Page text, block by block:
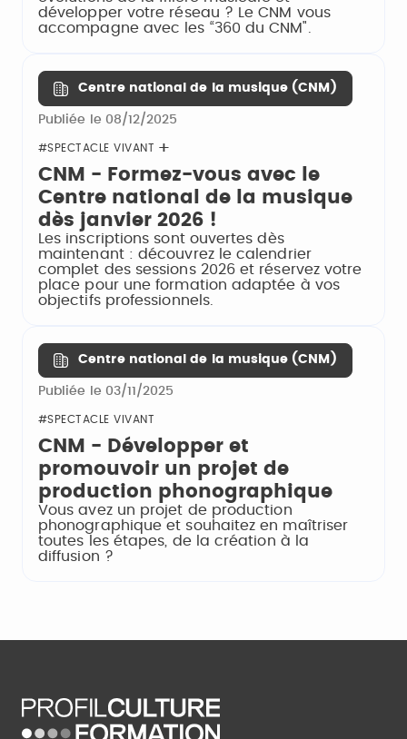
développer votre réseau ? Le CNM vous
accompagne avec les “360 du CNM".
Centre national de la musique (CNM)
Publiée le 08/12/2025
#SPECTACLE VIVANT
CNM - Formez-vous avec le
Centre national de la musique
dès janvier 2026 !
Les inscriptions sont ouvertes dès
maintenant : découvrez le calendrier
complet des sessions 2026 et réservez votre
place pour une formation adaptée à vos
objectifs professionnels.
Centre national de la musique (CNM)
Publiée le 03/11/2025
#SPECTACLE VIVANT
CNM - Développer et
promouvoir un projet de
production phonographique
Vous avez un projet de production
phonographique et souhaitez en maîtriser
toutes les étapes, de la création à la
diffusion ?